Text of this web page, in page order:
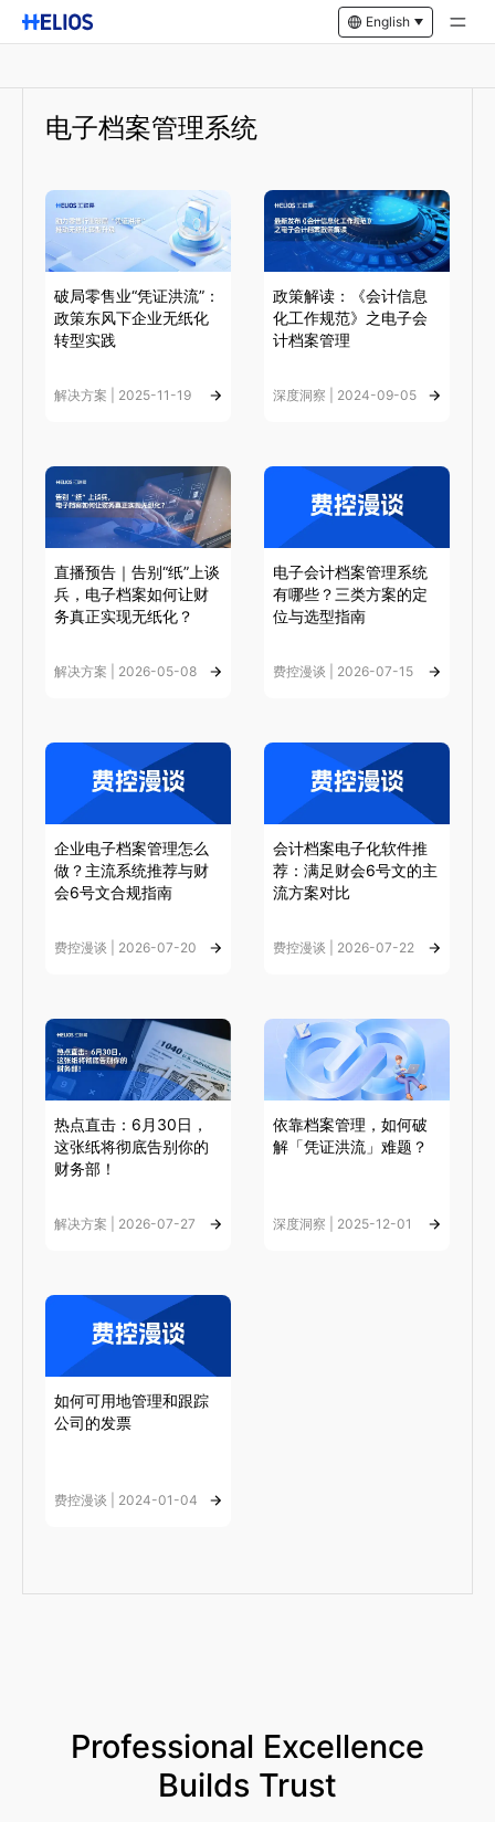
English
电子档案管理系统
破局零售业“凭证洪流”：
政策东风下企业无纸化
转型实践
解决方案 | 2025-11-19
政策解读：《会计信息
化工作规范》之电子会
计档案管理
深度洞察 | 2024-09-05
直播预告｜告别“纸”上谈
兵，电子档案如何让财
务真正实现无纸化？
解决方案 | 2026-05-08
电子会计档案管理系统
有哪些？三类方案的定
位与选型指南
费控漫谈 | 2026-07-15
企业电子档案管理怎么
做？主流系统推荐与财
会6号文合规指南
费控漫谈 | 2026-07-20
会计档案电子化软件推
荐：满足财会6号文的主
流方案对比
费控漫谈 | 2026-07-22
热点直击：6月30日，
这张纸将彻底告别你的
财务部！
解决方案 | 2026-07-27
依靠档案管理，如何破
解「凭证洪流」难题？
深度洞察 | 2025-12-01
如何可用地管理和跟踪
公司的发票
费控漫谈 | 2024-01-04
Professional Excellence
Builds Trust